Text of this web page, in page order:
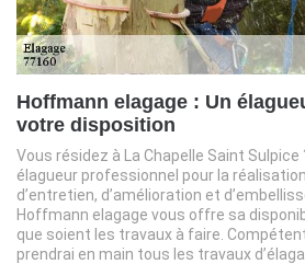
Hoffmann elagage : Un
votre disposition
Vous résidez à La Chapelle Saint
élagueur professionnel pour la
d’entretien, d’amélioration et
Hoffmann elagage vous offre sa
que soient les travaux à faire.
prendrai en main tous les travaux